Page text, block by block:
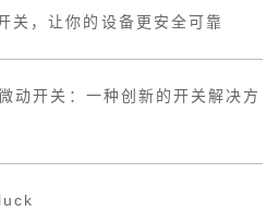
关，让你的设备更安全可靠
动开关：一种创新的开关解决方